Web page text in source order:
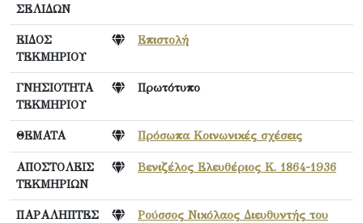
ΣΕΛΙΔΩΝ
ΕΙΔΟΣ
ΤΕΚΜΗΡΙΟΥ
Επιστολή
ΓΝΗΣΙΟΤΗΤΑ
ΤΕΚΜΗΡΙΟΥ
Πρωτότυπο
ΘΕΜΑΤΑ Πρόσωπα Κοινωνικές σχέσεις
ΑΠΟΣΤΟΛΕΙΣ
ΤΕΚΜΗΡΙΩΝ
Βενιζέλος Ελευθέριος Κ. 1864-1936
ΠΑΡΑΛΗΠΤΕΣ
Ρούσσος Νικόλαος Διευθυντής του